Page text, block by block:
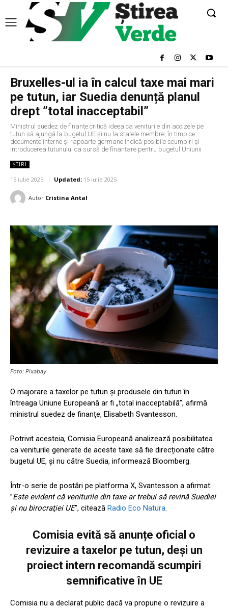
Bruxelles-ul ia în calcul taxe mai mari
pe tutun, iar Suedia denunță planul
drept ”total inacceptabil”
Ministrul suedez de finanțe critică ideea ca veniturile din accizele pe
tutun să ajungă la bugetul UE și nu la statele membre, în timp ce
documente interne și rapoarte germane indică posibile scumpiri și
introducerea tutunului ca sursă de finanțare pentru bugetul Uniunii
ȘTIRI
15 iulie 2025 Updated: 15 iulie 2025
Autor Cristina Antal
Foto: Pixabay
O majorare a taxelor pe tutun și produsele din tutun în
întreaga Uniune Europeană ar fi „total inacceptabilă”, afirmă
ministrul suedez de finanțe, Elisabeth Svantesson.
Potrivit acesteia, Comisia Europeană analizează posibilitatea
ca veniturile generate de aceste taxe să fie direcționate către
bugetul UE, și nu către Suedia, informează Bloomberg.
Într-o serie de postări pe platforma X, Svantesson a afirmat:
”Este evident că veniturile din taxe ar trebui să revină Suediei
şi nu birocraţiei UE”, citează Radio Eco Natura.
Comisia evită să anunțe oficial o
revizuire a taxelor pe tutun, deși un
proiect intern recomandă scumpiri
semnificative în UE
Comisia nu a declarat public dacă va propune o revizuire a